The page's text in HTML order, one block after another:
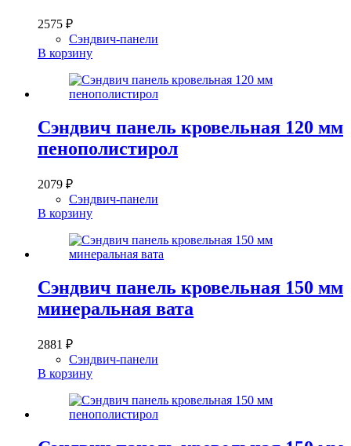
2575 ₽
Сэндвич-панели
В корзину
Сэндвич панель кровельная 120 мм
пенополистирол
2079 ₽
Сэндвич-панели
В корзину
Сэндвич панель кровельная 150 мм
минеральная вата
2881 ₽
Сэндвич-панели
В корзину